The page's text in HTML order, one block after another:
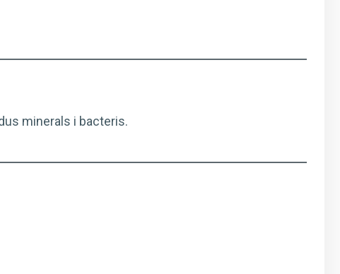
minerals i bacteris.